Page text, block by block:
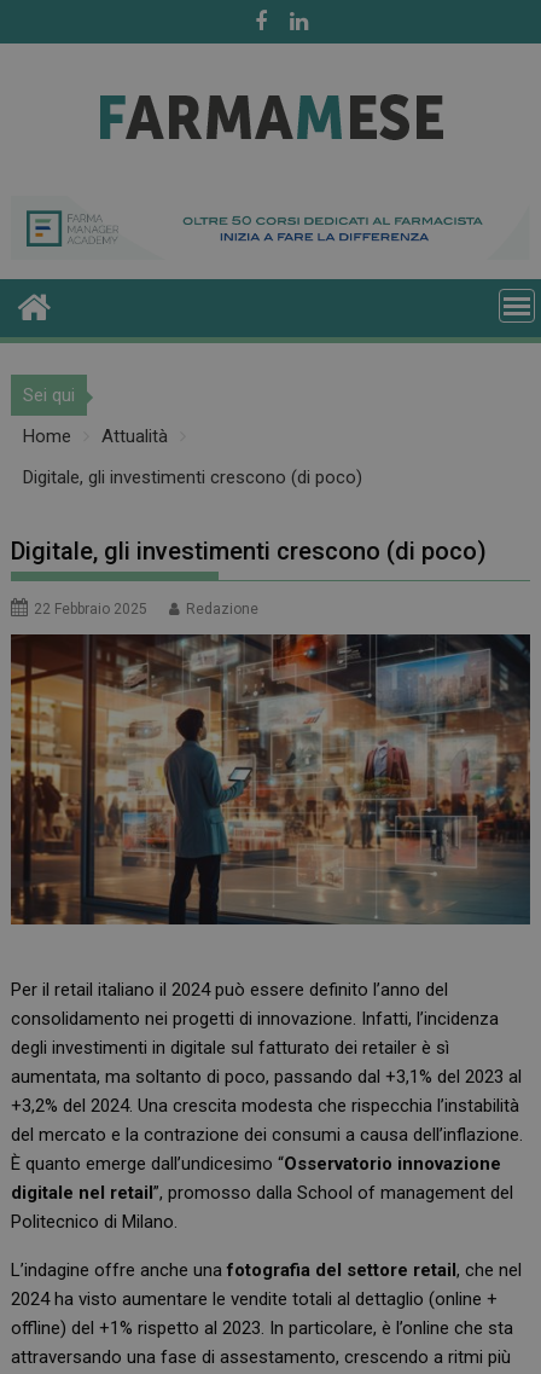
to
Sei qui
Home
Attualità
Digitale, gli investimenti crescono (di poco)
Digitale, gli investimenti crescono (di poco)
22 Febbraio 2025 Redazione
Per il retail italiano il 2024 può essere definito l’anno del
consolidamento nei progetti di innovazione. Infatti, l’incidenza
degli investimenti in digitale sul fatturato dei retailer è sì
aumentata, ma soltanto di poco, passando dal +3,1% del 2023 al
+3,2% del 2024. Una crescita modesta che rispecchia l’instabilità
del mercato e la contrazione dei consumi a causa dell’inflazione.
È quanto emerge dall’undicesimo “Osservatorio innovazione
digitale nel retail”, promosso dalla School of management del
Politecnico di Milano.
L’indagine offre anche unafotografia del settore retail, che nel
2024 ha visto aumentare le vendite totali al dettaglio (online +
offline) del +1% rispetto al 2023. In particolare, è l’online che sta
attraversando una fase di assestamento, crescendo a ritmi più